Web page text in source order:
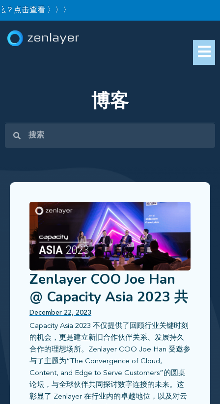
查看 〉〉〉
博客
Zenlayer COO Joe Han
@ Capacity Asia 2023 共
话超连接云数字未来
December 22, 2023
Capacity Asia 2023 不仅提供了回顾行业关键时刻
的机会，更是建立新旧合作伙伴关系、发展持久
合作的理想场所。Zenlayer COO Joe Han 受邀参
与了主题为“The Convergence of Cloud,
Content, and Edge to Serve Customers”的圆桌
论坛，与全球伙伴共同探讨数字连接的未来。这
彰显了 Zenlayer 在行业内的卓越地位，以及对云